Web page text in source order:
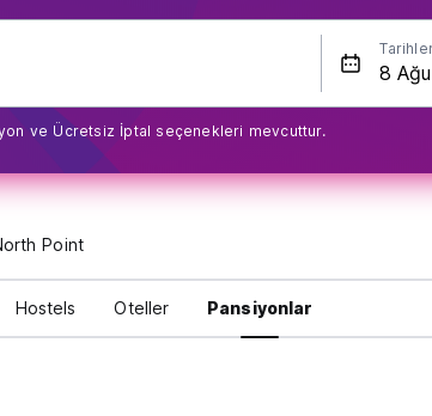
ve Ücretsiz İptal seçenekleri mevcuttur.
Point
Hostels Oteller Pansiyonlar